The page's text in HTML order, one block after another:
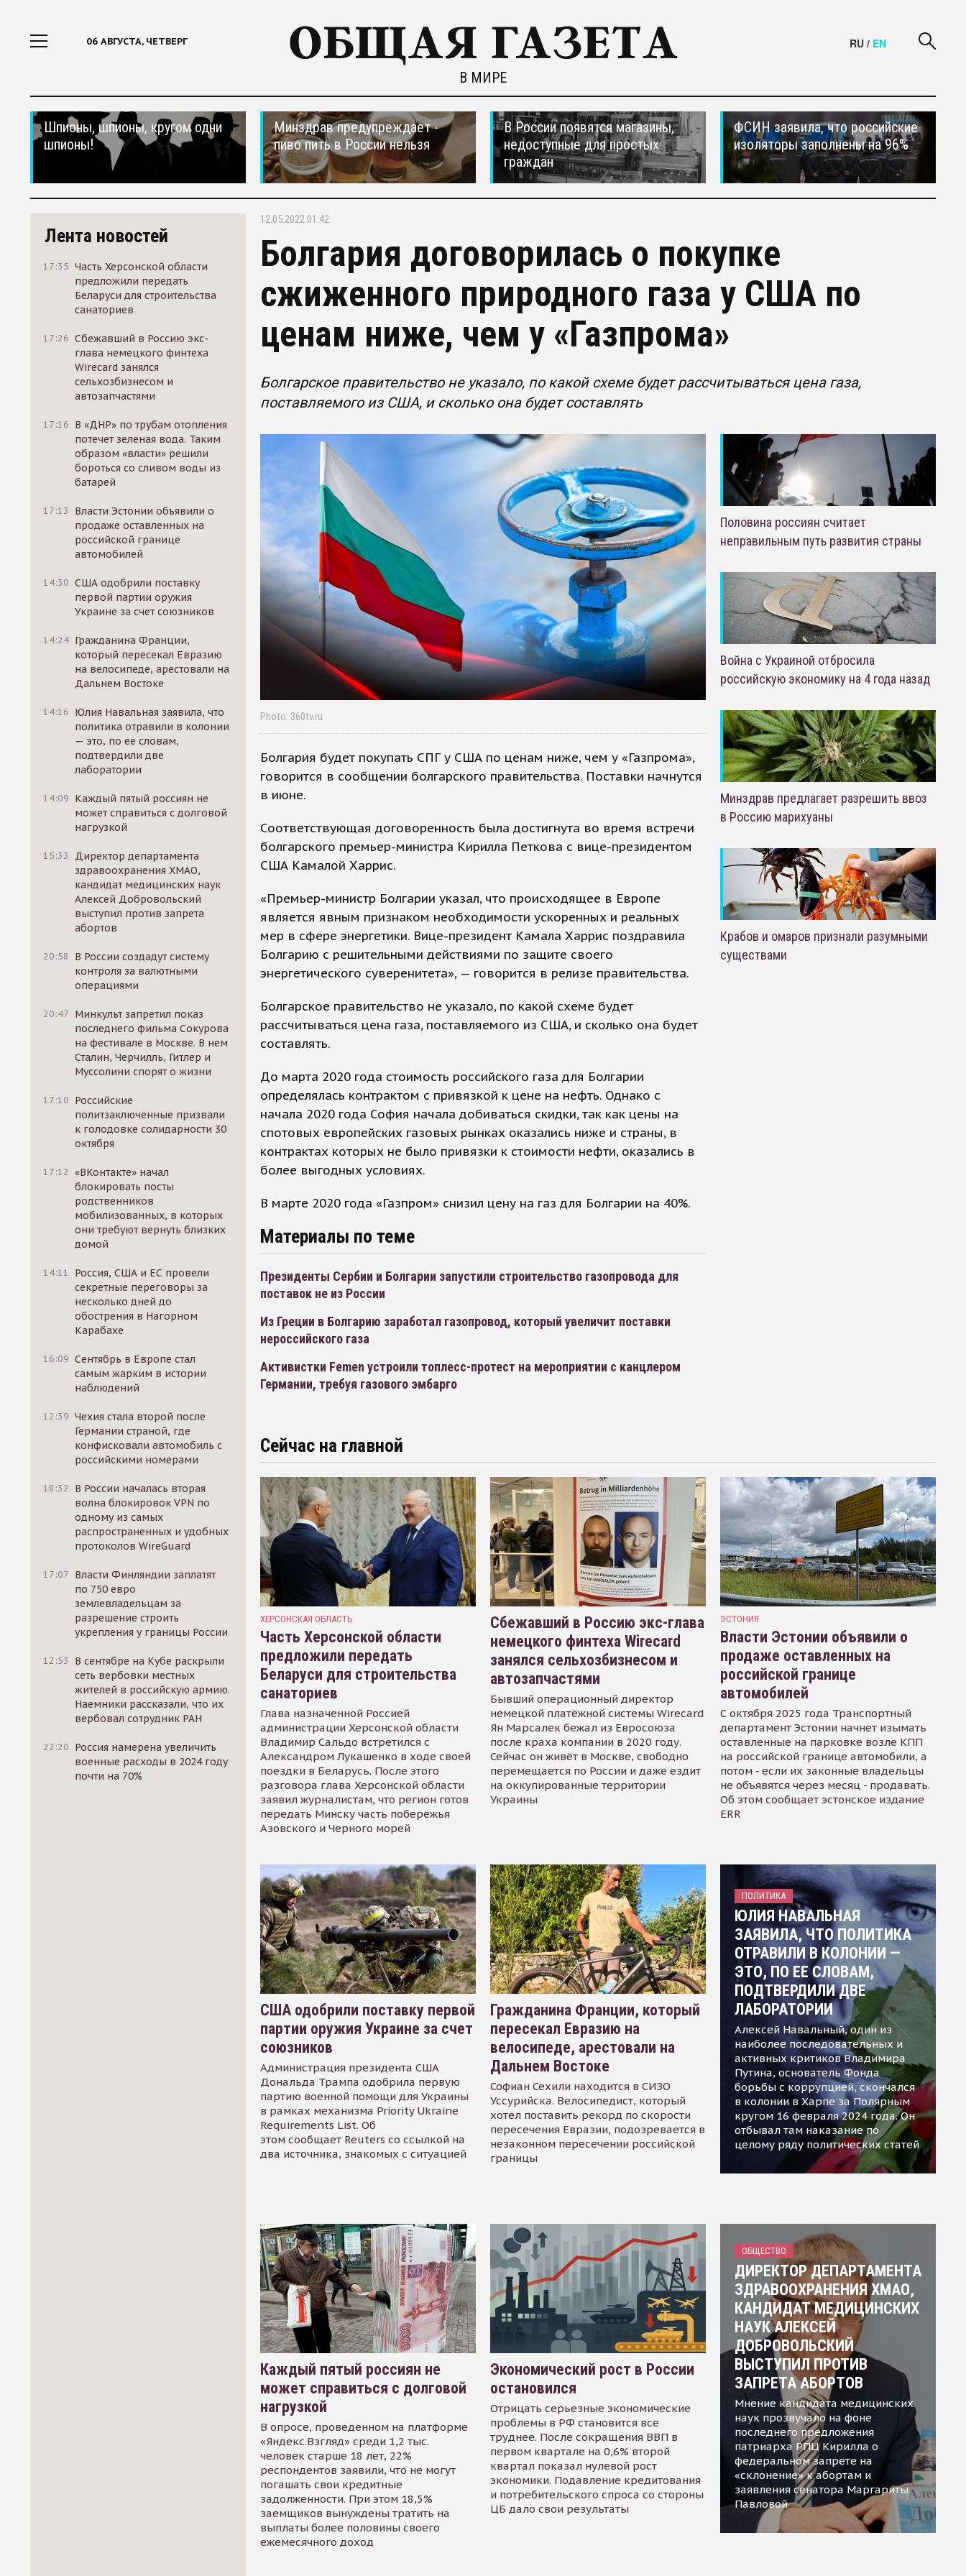
06 АВГУСТА, ЧЕТВЕРГ
В МИРЕ
RU / EN
Шпионы, шпионы, кругом одни
шпионы!
Минздрав предупреждает -
пиво пить в России нельзя
В России появятся магазины,
недоступные для простых
граждан
ФСИН заявила, что российские
изоляторы заполнены на 96%
Лента новостей
17:35 Часть Херсонской области
предложили передать
Беларуси для строительства
санаториев
17:26 Сбежавший в Россию экс-
глава немецкого финтеха
Wirecard занялся
сельхозбизнесом и
автозапчастями
17:16 В «ДНР» по трубам отопления
потечет зеленая вода. Таким
образом «власти» решили
бороться со сливом воды из
батарей
17:13
Власти Эстонии объявили о
продаже оставленных на
российской границе
автомобилей
14:30 США одобрили поставку
первой партии оружия
Украине за счет союзников
14:24 Гражданина Франции,
который пересекал Евразию
на велосипеде, арестовали на
Дальнем Востоке
14:16 Юлия Навальная заявила, что
политика отравили в колонии
— это, по ее словам,
подтвердили две
лаборатории
14:09 Каждый пятый россиян не
может справиться с долговой
нагрузкой
15:33
Директор департамента
здравоохранения ХМАО,
кандидат медицинских наук
Алексей Добровольский
выступил против запрета
абортов
20:58
В России создадут систему
контроля за валютными
операциями
20:47 Минкульт запретил показ
последнего фильма Сокурова
на фестивале в Москве. В нем
Сталин, Черчилль, Гитлер и
Муссолини спорят о жизни
17:10 Российские
политзаключенные призвали
к голодовке солидарности 30
октября
17:12 «ВКонтакте» начал
блокировать посты
родственников
мобилизованных, в которых
они требуют вернуть близких
домой
14:11
Россия, США и ЕС провели
секретные переговоры за
несколько дней до
обострения в Нагорном
Карабахе
16:09 Сентябрь в Европе стал
самым жарким в истории
наблюдений
12:39 Чехия стала второй после
Германии страной, где
конфисковали автомобиль с
российскими номерами
18:32
В России началась вторая
волна блокировок VPN по
одному из самых
распространенных и удобных
протоколов WireGuard
17:07 Власти Финляндии заплатят
по 750 евро
землевладельцам за
разрешение строить
укрепления у границы России
12:53
В сентябре на Кубе раскрыли
сеть вербовки местных
жителей в российскую армию.
Наемники рассказали, что их
вербовал сотрудник РАН
22:20 Россия намерена увеличить
военные расходы в 2024 году
почти на 70%
12.05.2022 01:42
Болгария договорилась о покупке
сжиженного природного газа у США по
ценам ниже, чем у «Газпрома»
Болгарское правительство не указало, по какой схеме будет рассчитываться цена газа,
поставляемого из США, и сколько она будет составлять
Photo: 360tv.ru
Болгария будет покупать СПГ у США по ценам ниже, чем у «Газпрома»,
говорится в сообщении болгарского правительства. Поставки начнутся
в июне.
Соответствующая договоренность была достигнута во время встречи
болгарского премьер-министра Кирилла Петкова с вице-президентом
США Камалой Харрис.
«Премьер-министр Болгарии указал, что происходящее в Европе
является явным признаком необходимости ускоренных и реальных
мер в сфере энергетики. Вице-президент Камала Харрис поздравила
Болгарию с решительными действиями по защите своего
энергетического суверенитета», — говорится в релизе правительства.
Болгарское правительство не указало, по какой схеме будет
рассчитываться цена газа, поставляемого из США, и сколько она будет
составлять.
До марта 2020 года стоимость российского газа для Болгарии
определялась контрактом с привязкой к цене на нефть. Однако с
начала 2020 года София начала добиваться скидки, так как цены на
спотовых европейских газовых рынках оказались ниже и страны, в
контрактах которых не было привязки к стоимости нефти, оказались в
более выгодных условиях.
В марте 2020 года «Газпром» снизил цену на газ для Болгарии на 40%.
Материалы по теме
Президенты Сербии и Болгарии запустили строительство газопровода для
поставок не из России
Из Греции в Болгарию заработал газопровод, который увеличит поставки
нероссийского газа
Активистки Femen устроили топлесс-протест на мероприятии с канцлером
Германии, требуя газового эмбарго
Половина россиян считает
неправильным путь развития страны
Война с Украиной отбросила
российскую экономику на 4 года назад
Минздрав предлагает разрешить ввоз
в Россию марихуаны
Крабов и омаров признали разумными
существами
Сейчас на главной
ХЕРСОНСКАЯ ОБЛАСТЬ
Часть Херсонской области
предложили передать
Беларуси для строительства
санаториев
Глава назначенной Россией
администрации Херсонской области
Владимир Сальдо встретился с
Александром Лукашенко в ходе своей
поездки в Беларусь. После этого
разговора глава Херсонской области
заявил журналистам, что регион готов
передать Минску часть побережья
Азовского и Черного морей
Сбежавший в Россию экс-глава
немецкого финтеха Wirecard
занялся сельхозбизнесом и
автозапчастями
Бывший операционный директор
немецкой платёжной системы Wirecard
Ян Марсалек бежал из Евросоюза
после краха компании в 2020 году.
Сейчас он живёт в Москве, свободно
перемещается по России и даже ездит
на оккупированные территории
Украины
ЭСТОНИЯ
Власти Эстонии объявили о
продаже оставленных на
российской границе
автомобилей
С октября 2025 года Транспортный
департамент Эстонии начнет изымать
оставленные на парковке возле КПП
на российской границе автомобили, а
потом - если их законные владельцы
не объявятся через месяц - продавать.
Об этом сообщает эстонское издание
ERR
США одобрили поставку первой
партии оружия Украине за счет
союзников
Администрация президента США
Дональда Трампа одобрила первую
партию военной помощи для Украины
в рамках механизма Priority Ukraine
Requirements List. Об
этом сообщает Reuters со ссылкой на
два источника, знакомых с ситуацией
Гражданина Франции, который
пересекал Евразию на
велосипеде, арестовали на
Дальнем Востоке
Софиан Сехили находится в СИЗО
Уссурийска. Велосипедист, который
хотел поставить рекорд по скорости
пересечения Евразии, подозревается в
незаконном пересечении российской
границы
ПОЛИТИКА
ЮЛИЯ НАВАЛЬНАЯ
ЗАЯВИЛА, ЧТО ПОЛИТИКА
ОТРАВИЛИ В КОЛОНИИ —
ЭТО, ПО ЕЕ СЛОВАМ,
ПОДТВЕРДИЛИ ДВЕ
ЛАБОРАТОРИИ
Алексей Навальный, один из
наиболее последовательных и
активных критиков Владимира
Путина, основатель Фонда
борьбы с коррупцией, скончался
в колонии в Харпе за Полярным
кругом 16 февраля 2024 года. Он
отбывал там наказание по
целому ряду политических статей
Каждый пятый россиян не
может справиться с долговой
нагрузкой
В опросе, проведенном на платформе
«Яндекс.Взгляд» среди 1,2 тыс.
человек старше 18 лет, 22%
респондентов заявили, что не могут
погашать свои кредитные
задолженности. При этом 18,5%
заемщиков вынуждены тратить на
выплаты более половины своего
ежемесячного доход
Экономический рост в России
остановился
Отрицать серьезные экономические
проблемы в РФ становится все
труднее. После сокращения ВВП в
первом квартале на 0,6% второй
квартал показал нулевой рост
экономики. Подавление кредитования
и потребительского спроса со стороны
ЦБ дало свои результаты
ОБЩЕСТВО
ДИРЕКТОР ДЕПАРТАМЕНТА
ЗДРАВООХРАНЕНИЯ ХМАО,
КАНДИДАТ МЕДИЦИНСКИХ
НАУК АЛЕКСЕЙ
ДОБРОВОЛЬСКИЙ
ВЫСТУПИЛ ПРОТИВ
ЗАПРЕТА АБОРТОВ
Мнение кандидата медицинских
наук прозвучало на фоне
последнего предложения
патриарха РПЦ Кирилла о
федеральном запрете на
«склонение» к абортам и
заявления сенатора Маргариты
Павловой